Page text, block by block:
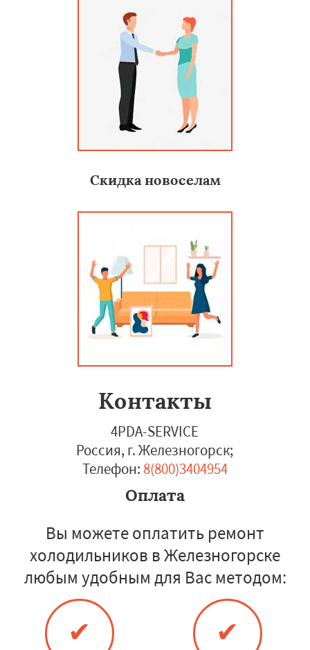
Скидка новоселам
Контакты
4PDA-SERVICE
Россия, г. Железногорск;
Телефон: 8(800)3404954
Оплата
Вы можете оплатить ремонт
холодильников в Железногорске
любым удобным для Вас методом:
✔ ✔